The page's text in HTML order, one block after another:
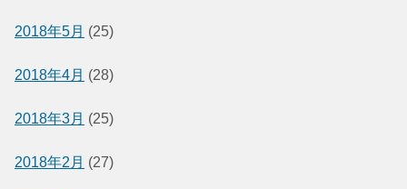
2018年5月 (25)
2018年4月 (28)
2018年3月 (25)
2018年2月 (27)